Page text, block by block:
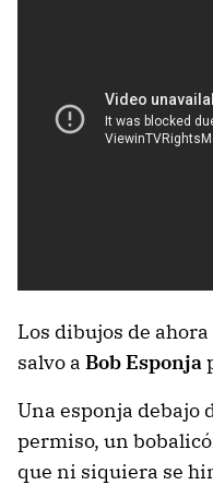
Los dibujos de
salvo a Bob Esponja
Una esponja debajo
permiso, un
que ni siquiera se